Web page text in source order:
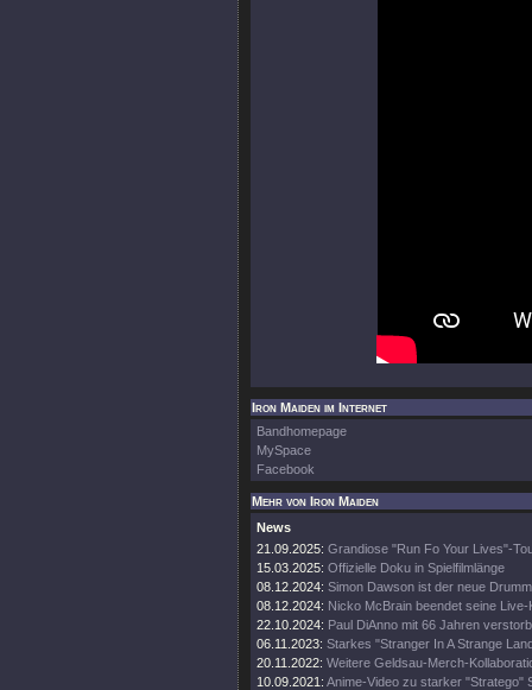
Iron Maiden im Internet
Bandhomepage
MySpace
Facebook
Mehr von Iron Maiden
News
21.09.2025: Grandiose "Run Fo Your Lives"-
15.03.2025: Offizielle Doku in Spielfilmlänge
08.12.2024: Simon Dawson ist der neue
08.12.2024: Nicko McBrain beendet seine Live-
22.10.2024: Paul DiAnno mit 66 Jahren
06.11.2023: Starkes "Stranger In A Strange
20.11.2022: Weitere Geldsau-Merch-
10.09.2021: Anime-Video zu starker "Stratego"